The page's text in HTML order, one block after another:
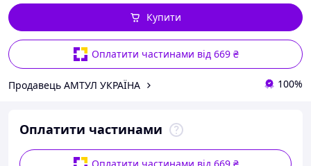
Оплатити частинами від 669 ₴
Купити
Продавець АМТУЛ УКРАЇНА 100%
Оплатити частинами